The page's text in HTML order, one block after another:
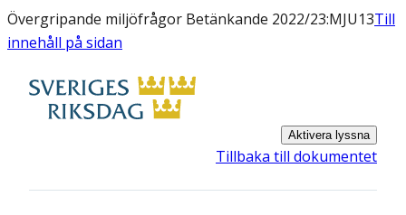
Övergripande miljöfrågor Betänkande 2022/23:MJU13Till
innehåll på sidan
Aktivera lyssna
Tillbaka till dokumentet